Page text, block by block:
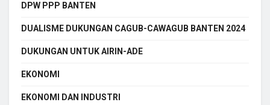
DPW PPP BANTEN
DUALISME DUKUNGAN CAGUB-CAWAGUB BANTEN 2024
DUKUNGAN UNTUK AIRIN-ADE
EKONOMI
EKONOMI DAN INDUSTRI